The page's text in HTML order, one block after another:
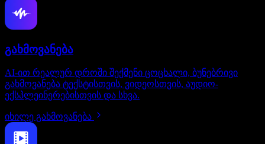
გახმოვანება
AI-ით რეალურ დროში შექმენი ცოცხალი, ბუნებრივი
გახმოვანება ტექსტისთვის, ვიდეოსთვის, აუდიო-
ექსპლეინერებისთვის და სხვა.
იხილე გახმოვანება